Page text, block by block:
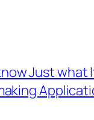
Just what